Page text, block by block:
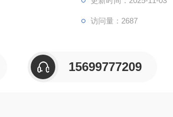
访问量：2687
15699777209